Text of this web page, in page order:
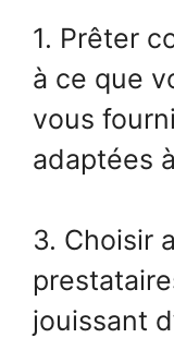
1. Prêter
à ce que
vous
adaptées
3. Choisir
jouissant